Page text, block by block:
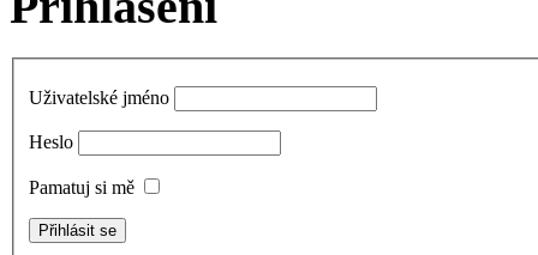
Uživatelské jméno
Heslo
Pamatuj si mě